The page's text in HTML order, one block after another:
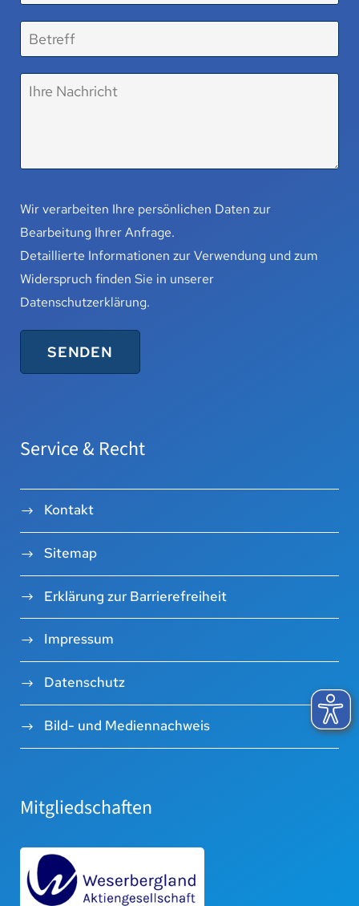
Wir verarbeiten Ihre persönlichen Daten zur
Bearbeitung Ihrer Anfrage.
Detaillierte Informationen zur Verwendung und zum
Widerspruch finden Sie in unserer
Datenschutzerklärung.
Service & Recht
Kontakt
Sitemap
Erklärung zur Barrierefreiheit
Impressum
Datenschutz
Bild- und Mediennachweis
Mitgliedschaften